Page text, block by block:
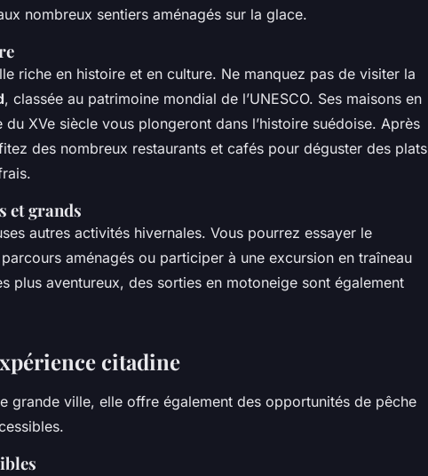
nombreux sentiers aménagés sur la glace.
riche en histoire et en culture. Ne manquez pas de visiter la
, classée au patrimoine mondial de l’UNESCO. Ses maisons en
XVe siècle vous plongeront dans l’histoire suédoise. Après
des nombreux restaurants et cafés pour déguster des plats
et grands
autres activités hivernales. Vous pourrez essayer le
aménagés ou participer à une excursion en traîneau
plus aventureux, des sorties en motoneige sont également
citadine
grande ville, elle offre également des opportunités de pêche